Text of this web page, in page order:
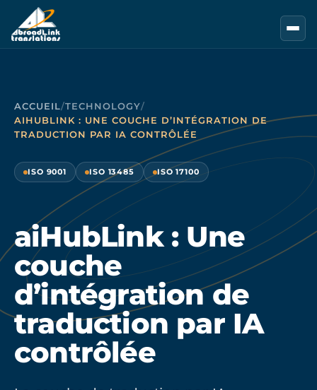
Aller au contenu principal
ACCUEIL/TECHNOLOGY/
AIHUBLINK : UNE COUCHE D’INTÉGRATION DE
TRADUCTION PAR IA CONTRÔLÉE
ISO 9001 ISO 13485 ISO 17100
aiHubLink : Une
couche
d’intégration de
traduction par IA
contrôlée